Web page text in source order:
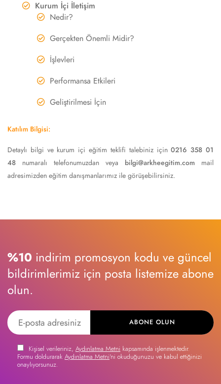
Kurum İçi İletişim
Nedir?
Gerçekten Önemli Midir?
İşlevleri
Performansa Etkileri
Geliştirilmesi İçin
Katılım Bilgisi:
Detaylı bilgi ve kurum içi eğitim teklifi talebiniz için0216 358 01
48 numaralı telefonumuzdan veya bilgi@arkheegitim.com mail
adresimizden eğitim danışmanlarımız ile görüşebilirsiniz.
%10 indirim promosyon kodu ve güncel
bildirimlerimiz için posta listemize abone
olun.
ABONE OLUN
Kişisel verileriniz, Aydınlatma Metni kapsamında işlenmektedir.
Formu doldurarak Aydınlatma Metni'ni okuduğunuzu ve kabul ettiğinizi
onaylıyorsunuz.